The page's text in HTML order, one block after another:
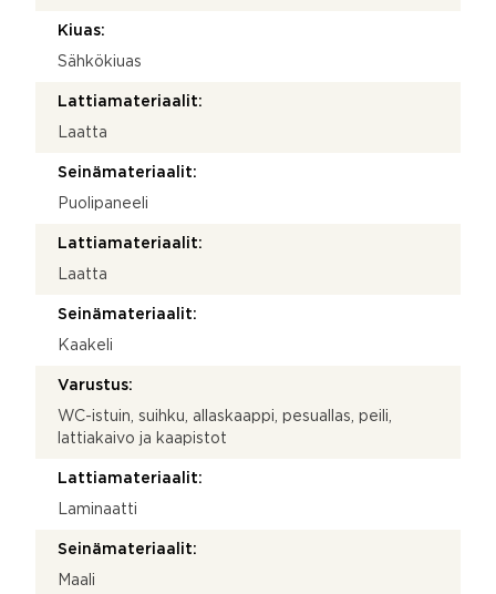
Kiuas:
Sähkökiuas
Lattiamateriaalit:
Laatta
Seinämateriaalit:
Puolipaneeli
Lattiamateriaalit:
Laatta
Seinämateriaalit:
Kaakeli
Varustus:
WC-istuin, suihku, allaskaappi, pesuallas, peili,
lattiakaivo ja kaapistot
Lattiamateriaalit:
Laminaatti
Seinämateriaalit:
Maali